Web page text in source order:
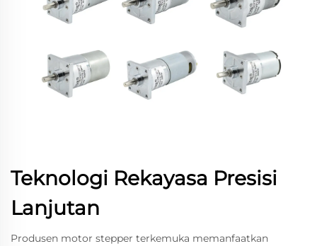
Teknologi Rekayasa Presisi
Lanjutan
Produsen motor stepper terkemuka memanfaatkan